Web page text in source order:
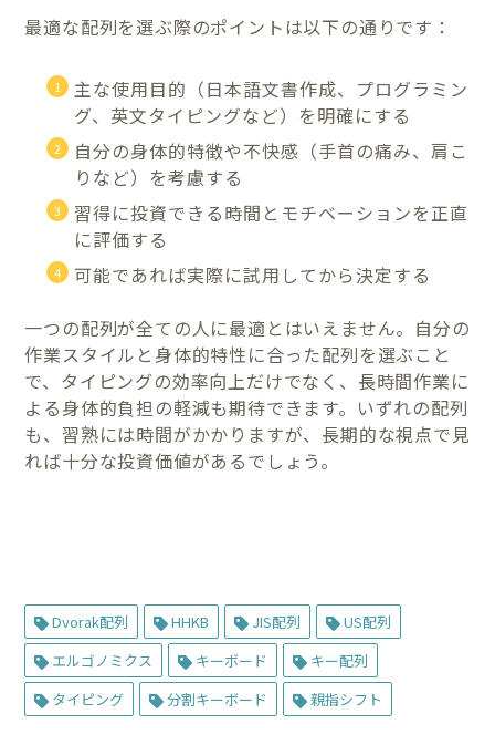
最適な配列を選ぶ際のポイントは以下の通りです：
主な使用目的（日本語文書作成、プログラミン
グ、英文タイピングなど）を明確にする
自分の身体的特徴や不快感（手首の痛み、肩こ
りなど）を考慮する
習得に投資できる時間とモチベーションを正直
に評価する
可能であれば実際に試用してから決定する
一つの配列が全ての人に最適とはいえません。自分の
作業スタイルと身体的特性に合った配列を選ぶこと
で、タイピングの効率向上だけでなく、長時間作業に
よる身体的負担の軽減も期待できます。いずれの配列
も、習熟には時間がかかりますが、長期的な視点で見
れば十分な投資価値があるでしょう。
Dvorak配列 HHKB JIS配列
US配列
エルゴノミクス
キーボード
キー配列
タイピング
分割キーボード 親指シフト